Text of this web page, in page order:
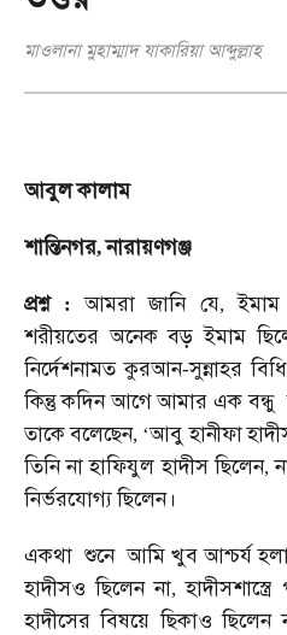
মাওলানা মুহাম্মাদ যাকারিয়া আব্দুল্লাহ
আবুলকালাম
শান্তিনগর,নারায়ণগঞ্জ
প্রশ্ন: আমরা জানি যে,ইমাম
শরীয়তের অনেক বড় ইমাম
নির্দেশনামত কুরআন-সুন্নাহর বিধি
কিন্তু কদিন আগে আমার এক বন্ধু
তাকেবলেছেন, ‘আবু হানীফা
তিনি না হাফিযুল হাদীস ছিলেন,
নির্ভরযোগ্যছিলেন।
একথা শুনে আমি খুব আশ্চর্য
হাদীসও ছিলেন না,হাদীসশাস্ত্রে
হাদীসের বিষয়ে ছিকাও ছিলেন